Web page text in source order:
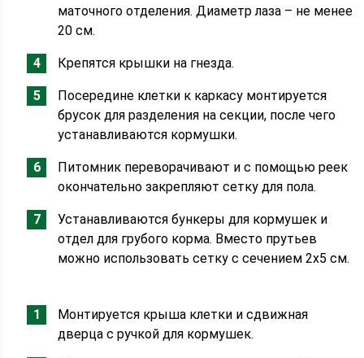
маточного отделения. Диаметр лаза – не менее
20 см.
Крепятся крышки на гнезда.
Посередине клетки к каркасу монтируется
брусок для разделения на секции, после чего
устанавливаются кормушки.
Питомник переворачивают и с помощью реек
окончательно закрепляют сетку для пола.
Устанавливаются бункеры для кормушек и
отдел для грубого корма. Вместо прутьев
можно использовать сетку с сечением 2х5 см.
Монтируется крыша клетки и сдвижная
дверца с ручкой для кормушек.